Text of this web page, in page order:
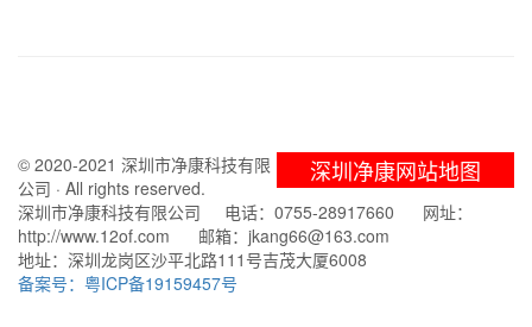
深圳净康网站地图
© 2020-2021 深圳市净康科技有限
公司 · All rights reserved.
深圳市净康科技有限公司 电话：0755-28917660 网址：
http://www.12of.com 邮箱：jkang66@163.com
地址：深圳龙岗区沙平北路111号吉茂大厦6008
备案号：粤ICP备19159457号